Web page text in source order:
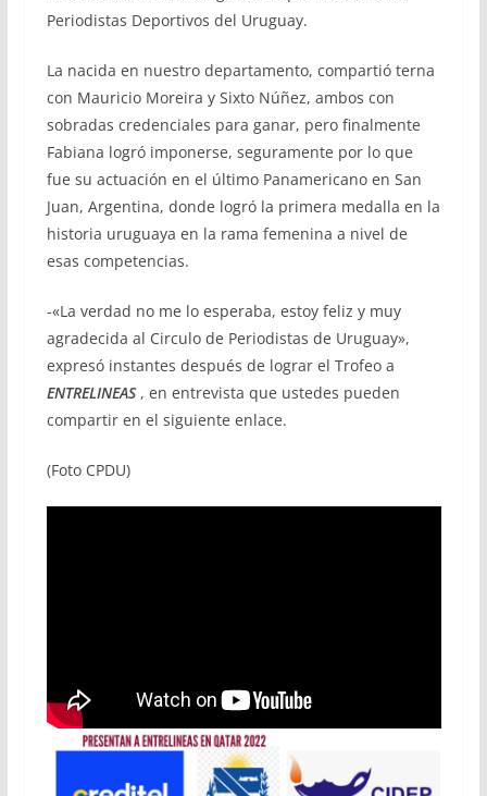
Periodistas Deportivos del Uruguay.
La nacida en nuestro departamento, compartió terna
con Mauricio Moreira y Sixto Núñez, ambos con
sobradas credenciales para ganar, pero finalmente
Fabiana logró imponerse, seguramente por lo que
fue su actuación en el último Panamericano en San
Juan, Argentina, donde logró la primera medalla en la
historia uruguaya en la rama femenina a nivel de
esas competencias.
-«La verdad no me lo esperaba, estoy feliz y muy
agradecida al Circulo de Periodistas de Uruguay»,
expresó instantes después de lograr el Trofeo a
ENTRELINEAS, en entrevista que ustedes pueden
compartir en el siguiente enlace.
(Foto CPDU)